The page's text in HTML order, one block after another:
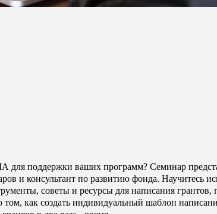
для поддержки ваших программ? Семинар
и консультант по развитию фонда. Научитесь
советы и ресурсы для написания грантов,
как создать индивидуальный шаблон